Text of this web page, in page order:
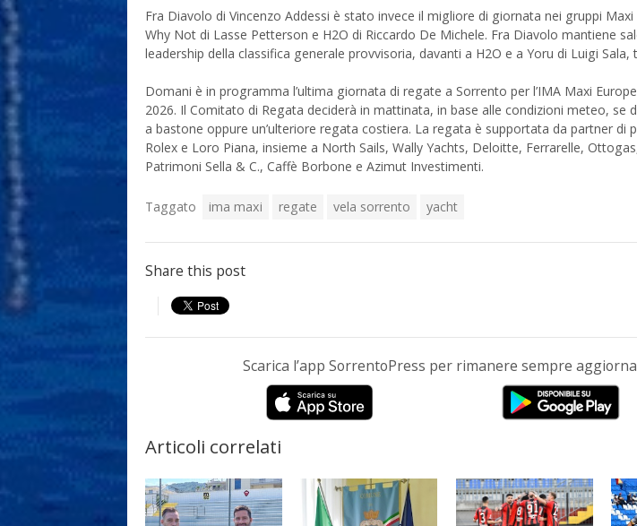
Fra Diavolo di Vincenzo Addessi è stato invece il migliore di giornata nei gruppi
Why Not di Lasse Petterson e H2O di Riccardo De Michele. Fra Diavolo mantiene
leadership della classifica generale provvisoria, davanti a H2O e a Yoru di Luigi Sala,
Domani è in programma l’ultima giornata di regate a Sorrento per l’IMA Maxi
2026. Il Comitato di Regata deciderà in mattinata, in base alle condizioni meteo, se
a bastone oppure un’ulteriore regata costiera. La regata è supportata da partner di
Rolex e Loro Piana, insieme a North Sails, Wally Yachts, Deloitte, Ferrarelle,
Patrimoni Sella & C., Caffè Borbone e Azimut Investimenti.
Taggato ima maxi regate vela sorrento yacht
Share this post
Scarica l’app SorrentoPress per rimanere sempre
Articoli correlati